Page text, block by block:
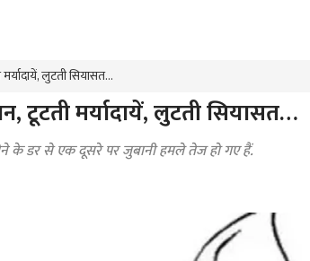
लुटती सियासत…
टूटती मर्यादायें, लुटती सियासत…
के डर से एक दूसरे पर जुबानी हमले तेज हो गए हैं.